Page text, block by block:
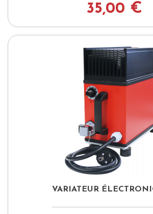
35,00 €
VARIATEUR